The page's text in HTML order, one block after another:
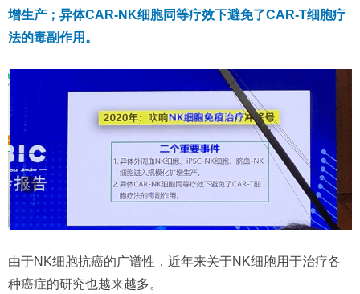
增生产；异体CAR-NK细胞同等疗效下避免了CAR-T细胞疗
法的毒副作用。
由于NK细胞抗癌的广谱性，近年来关于NK细胞用于治疗各
种癌症的研究也越来越多。